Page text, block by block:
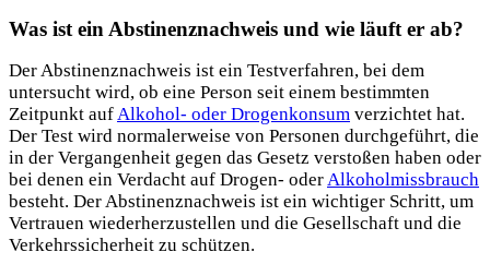
Was ist ein Abstinenznachweis und wie läuft er ab?
Der Abstinenznachweis ist ein Testverfahren, bei dem
untersucht wird, ob eine Person seit einem bestimmten
Zeitpunkt aufAlkohol- oder Drogenkonsum verzichtet hat.
Der Test wird normalerweise von Personen durchgeführt, die
in der Vergangenheit gegen das Gesetz verstoßen haben oder
bei denen ein Verdacht auf Drogen- oderAlkoholmissbrauch
besteht. Der Abstinenznachweis ist ein wichtiger Schritt, um
Vertrauen wiederherzustellen und die Gesellschaft und die
Verkehrssicherheit zu schützen.